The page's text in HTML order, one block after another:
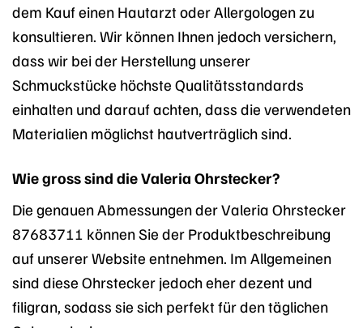
dem Kauf einen Hautarzt oder Allergologen zu
konsultieren. Wir können Ihnen jedoch versichern,
dass wir bei der Herstellung unserer
Schmuckstücke höchste Qualitätsstandards
einhalten und darauf achten, dass die verwendeten
Materialien möglichst hautverträglich sind.
Wie gross sind die Valeria Ohrstecker?
Die genauen Abmessungen der Valeria Ohrstecker
87683711 können Sie der Produktbeschreibung
auf unserer Website entnehmen. Im Allgemeinen
sind diese Ohrstecker jedoch eher dezent und
filigran, sodass sie sich perfekt für den täglichen